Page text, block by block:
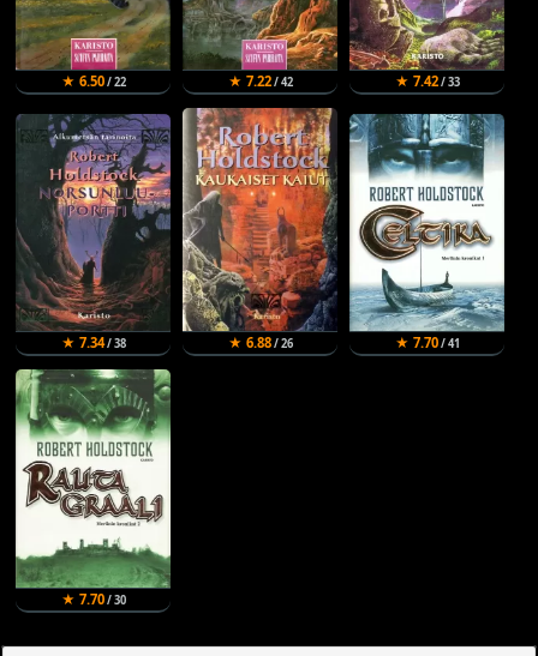
★ 6.50/ 22 ★ 7.22/ 42 ★ 7.42/ 33
★ 7.34/ 38 ★ 6.88/ 26 ★ 7.70/ 41
★ 7.70/ 30